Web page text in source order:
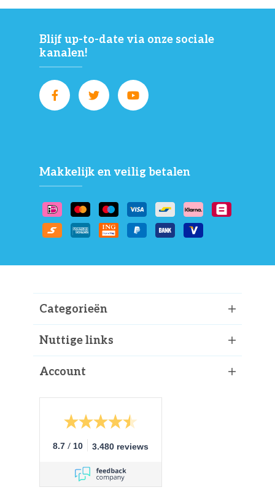
Blijf up-to-date via onze sociale
kanalen!
Makkelijk en veilig betalen
Categorieën
Nuttige links
Account
8.7 / 10 3.480 reviews